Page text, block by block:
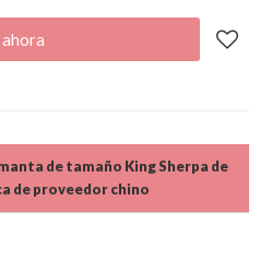
de tamaño King Sherpa de
de proveedor chino